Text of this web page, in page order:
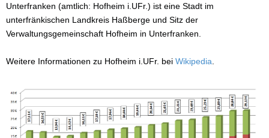
Unterfranken (amtlich: Hofheim i.UFr.) ist eine Stadt im
unterfränkischen Landkreis Haßberge und Sitz der
Verwaltungsgemeinschaft Hofheim in Unterfranken.
Weitere Informationen zu Hofheim i.UFr. bei Wikipedia